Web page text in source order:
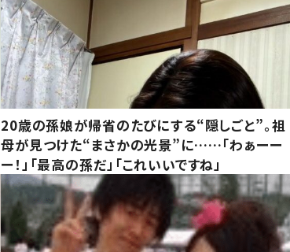
20歳の孫娘が帰省のたびにする“隠しごと”。祖
母が見つけた“まさかの光景”に……「わぁーー
ー！」「最高の孫だ」「これいいですね」